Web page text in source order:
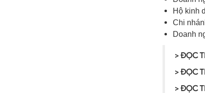
Hộ kinh
Chi
Doanh
> ĐỌC
> ĐỌC
> ĐỌC